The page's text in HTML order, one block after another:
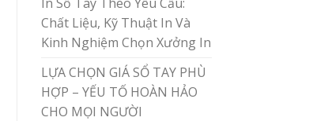
Chất Liệu, Kỹ Thuật In Và
Kinh Nghiệm Chọn Xưởng In
LỰA CHỌN GIÁ SỔ TAY PHÙ
HỢP – YẾU TỐ HOÀN HẢO
CHO MỌI NGƯỜI